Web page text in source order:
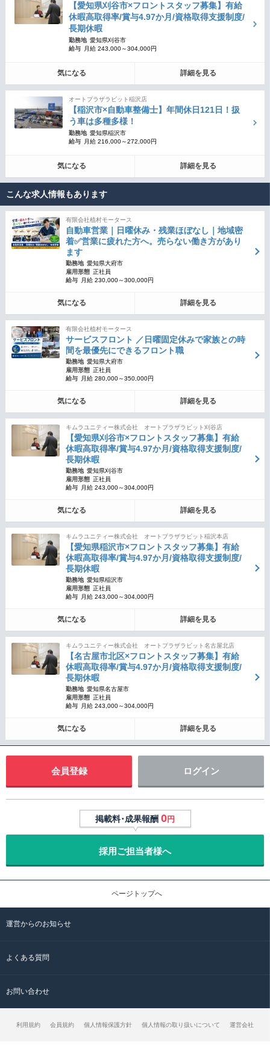
【愛知県刈谷市×フロントスタッフ募集】有給
休暇高取得率/賞与4.97か月/資格取得支援制度/
長期休暇
勤務地 愛知県刈谷市
給与
月給 243,000～304,000円
気になる 詳細を見る
オートプラザラビット稲沢店
【稲沢市×自動車整備士】年間休日121日！扱
う車は多種多様！
勤務地 愛知県稲沢市
給与
月給 216,000～272,000円
気になる 詳細を見る
こんな求人情報もあります
有限会社植村モータース
自動車営業｜日曜休み・残業ほぼなし｜地域密
着✅営業に疲れた方へ。売らない働き方があり
ます
勤務地 愛知県大府市
雇用形態 正社員
給与
月給 230,000～300,000円
気になる 詳細を見る
有限会社植村モータース
サービスフロント ／日曜固定休みで家族との時
間を最優先にできるフロント職
勤務地 愛知県大府市
雇用形態 正社員
給与
月給 280,000～350,000円
気になる 詳細を見る
キムラユニティー株式会社 オートプラザラビット刈谷店
【愛知県刈谷市×フロントスタッフ募集】有給
休暇高取得率/賞与4.97か月/資格取得支援制度/
長期休暇
勤務地 愛知県刈谷市
雇用形態 正社員
給与
月給 243,000～304,000円
気になる 詳細を見る
キムラユニティー株式会社 オートプラザラビット稲沢本店
【愛知県稲沢市×フロントスタッフ募集】有給
休暇高取得率/賞与4.97か月/資格取得支援制度/
長期休暇
勤務地 愛知県稲沢市
雇用形態 正社員
給与
月給 243,000～304,000円
気になる 詳細を見る
キムラユニティー株式会社 オートプラザラビット名古屋北店
【名古屋市北区×フロントスタッフ募集】有給
休暇高取得率/賞与4.97か月/資格取得支援制度/
長期休暇
勤務地 愛知県名古屋市
雇用形態 正社員
給与
月給 243,000～304,000円
気になる 詳細を見る
会員登録 ログイン
掲載料･成果報酬 0円
採用ご担当者様へ
ページトップへ
運営からのお知らせ
よくある質問
お問い合わせ
利用規約 会員規約 個人情報保護方針 個人情報の取り扱いについて 運営会社